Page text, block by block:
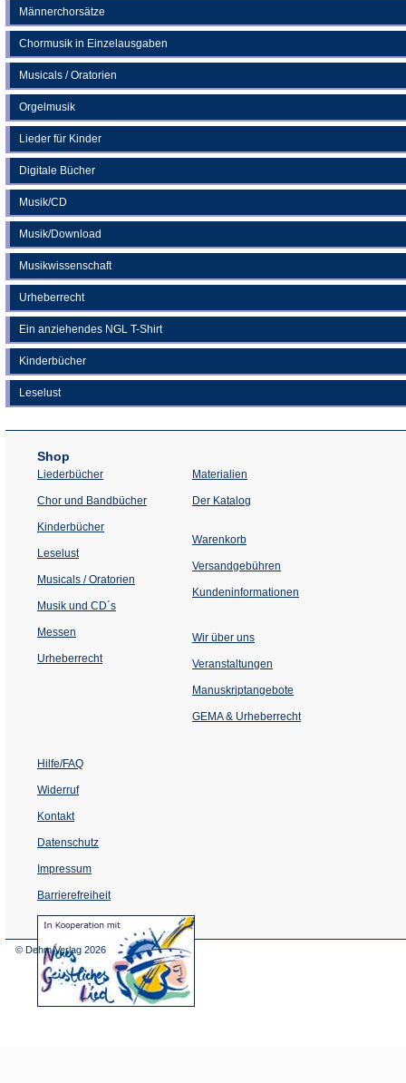
Männerchorsätze
Chormusik in Einzelausgaben
Musicals / Oratorien
Orgelmusik
Lieder für Kinder
Digitale Bücher
Musik/CD
Musik/Download
Musikwissenschaft
Urheberrecht
Ein anziehendes NGL T-Shirt
Kinderbücher
Leselust
Shop
Liederbücher
Chor und Bandbücher
Kinderbücher
Leselust
Musicals / Oratorien
Musik und CD´s
Messen
Urheberrecht
Materialien
Der Katalog
Warenkorb
Versandgebühren
Kundeninformationen
Wir über uns
Veranstaltungen
einem
Tab)
Manuskriptangebote
GEMA & Urheberrecht
Hilfe/FAQ
Widerruf
Kontakt
Datenschutz
Impressum
Barrierefreiheit
(Öffnet
in
© Dehm Verlag 2026